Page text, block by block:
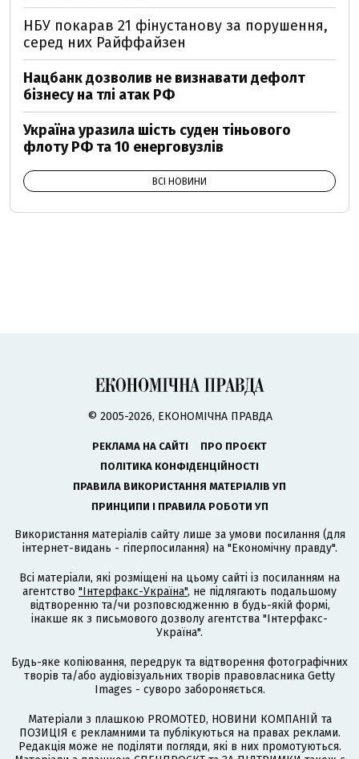
НБУ покарав 21 фінустанову за порушення,
серед них Райффайзен
Нацбанк дозволив не визнавати дефолт
бізнесу на тлі атак РФ
Україна уразила шість суден тіньового
флоту РФ та 10 енерговузлів
ВСІ НОВИНИ
© 2005-2026, ЕКОНОМІЧНА ПРАВДА
РЕКЛАМА НА САЙТІ
ПРО ПРОЄКТ
ПОЛІТИКА КОНФІДЕНЦІЙНОСТІ
ПРАВИЛА ВИКОРИСТАННЯ МАТЕРІАЛІВ УП
ПРИНЦИПИ І ПРАВИЛА РОБОТИ УП
Використання матеріалів сайту лише за умови посилання (для
інтернет-видань - гіперпосилання) на "Економічну правду".
Всі матеріали, які розміщені на цьому сайті із посиланням на
агентство "Інтерфакс-Україна", не підлягають подальшому
відтворенню та/чи розповсюдженню в будь-якій формі,
інакше як з письмового дозволу агентства "Інтерфакс-
Україна".
Будь-яке копіювання, передрук та відтворення фотографічних
творів та/або аудіовізуальних творів правовласника Getty
Images - суворо забороняється.
Матеріали з плашкою PROMOTED, НОВИНИ КОМПАНІЙ та
ПОЗИЦІЯ є рекламними та публікуються на правах реклами.
Редакція може не поділяти погляди, які в них промотуються.